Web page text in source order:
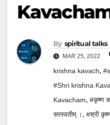
By spiritual talks
MAR 25, 2022
krishna kavach,
#Shri krishna
Kavacham, #कृष्ण
सरस्वतीम् ।, #श्री